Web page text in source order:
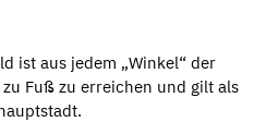
ist aus jedem „Winkel“ der
Fuß zu erreichen und gilt als